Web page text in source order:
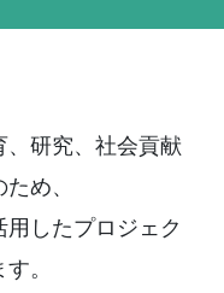
研究、社会貢献
め、
したプロジェク
。